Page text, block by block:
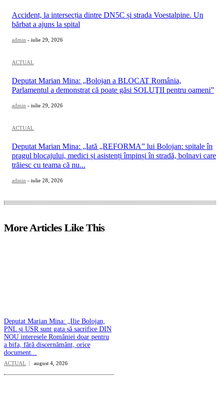
Accident, la intersecția dintre DN5C și strada Voestalpine. Un
bărbat a ajuns la spital
admin - iulie 29, 2026
ACTUAL
Deputat Marian Mina: „Bolojan a BLOCAT România,
Parlamentul a demonstrat că poate găsi SOLUŢII pentru oameni”
admin - iulie 29, 2026
ACTUAL
Deputat Marian Mina: „Iată „REFORMA” lui Bolojan: spitale în
pragul blocajului, medici și asistenți împinși în stradă, bolnavi care
trăiesc cu teama că nu...
admin - iulie 28, 2026
More Articles Like This
Deputat Marian Mina: „Ilie Bolojan,
PNL și USR sunt gata să sacrifice DIN
NOU interesele României doar pentru
a bifa, fără discernământ, orice
document...
ACTUAL august 4, 2026